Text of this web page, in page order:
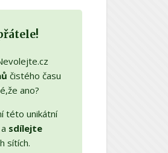
čistého času
ano?
této unikátní
sdílejte
sítích.